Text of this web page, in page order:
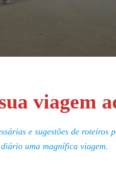
viagem
e sugestões de roteiros
diário uma magnífica viagem.